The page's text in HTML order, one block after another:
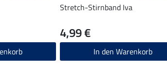
Stretch-Stirnband Iva
4,99 €
In den Warenkorb